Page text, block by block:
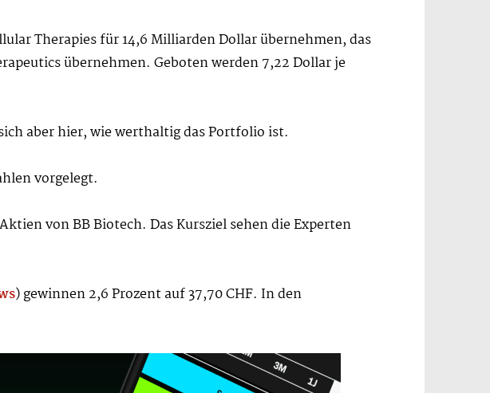
Therapies für 14,6 Milliarden Dollar übernehmen, das
übernehmen. Geboten werden 7,22 Dollar je
aber hier, wie werthaltig das Portfolio ist.
vorgelegt.
von BB Biotech. Das Kursziel sehen die Experten
) gewinnen 2,6 Prozent auf 37,70 CHF. In den